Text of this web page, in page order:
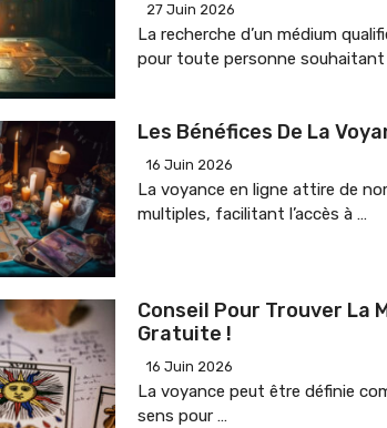
27 Juin 2026
La recherche d’un médium
pour toute personne souhaitant
Les Bénéfices De La
16 Juin 2026
La voyance en ligne attire de
multiples, facilitant l’accès à …
Conseil Pour Trouver La
Gratuite !
16 Juin 2026
La voyance peut être définie
sens pour …